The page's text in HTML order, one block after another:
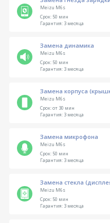
Meizu M6s
Срок:50 мин
Гарантия:3 месяца
Замена динамика
Meizu M6s
Срок:50 мин
Гарантия:3 месяца
Замена корпуса
Meizu M6s
Срок:от 30 мин
Гарантия:3 месяца
Замена микрофона
Meizu M6s
Срок:50 мин
Гарантия:3 месяца
Замена стекла
Meizu M6s
Срок:50 мин
Гарантия:3 месяца